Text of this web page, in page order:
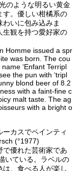
のような明るい黄金
す。優しい柑橘系の
いに包み込みま
生観を持つ愛好家の
Homme issued a spr
was born. The cou
‘Enfant Terripl
the pun with ‘tripl
blond beer of 8.2
with a faint-fine c
malt taste. The ag
with a bright o
カスでペインティ
(°1977)
優れた芸術家であ
いている。ラベルの
は、食べる人が楽し